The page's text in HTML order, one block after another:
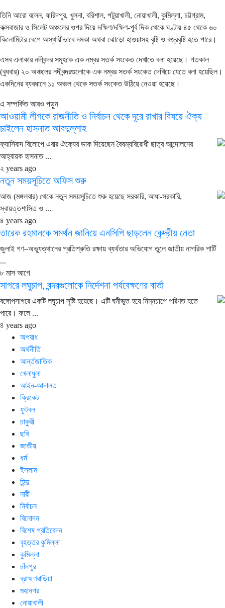
তিনি আরো বলেন, ফরিদপুর, খুলনা, বরিশাল, পটুয়াখালী, নোয়াখালী, কুমিল্লা, চট্টগ্রাম,
কক্সবাজার ও সিলেট অঞ্চলের ওপর দিয়ে দক্ষিণ/দক্ষিণ-পূর্ব দিক থেকে ঘণ্টায় ৪৫ থেকে ৬০
কিলোমিটার বেগে অস্থায়ীভাবে দমকা অথবা ঝোড়ো হাওয়াসহ বৃষ্টি ও বজ্রবৃষ্টি হতে পারে।
এসব এলাকার নদীবন্দর সমূহকে এক নম্বর সতর্ক সংকেত দেখাতে বলা হয়েছে। গতকাল
(বুধবার) ২০ অঞ্চলের নদীবন্দরগুলোকে এক নম্বর সতর্ক সংকেত দেখিয়ে যেতে বলা হয়েছিল।
একদিনের ব্যবধানে ১১ অঞ্চল থেকে সতর্ক সংকেত উঠিয়ে নেওয়া হয়েছে।
এ সম্পর্কিত আরও পড়ুন
আওয়ামী লীগকে রাজনীতি ও নির্বাচন থেকে দূরে রাখার বিষয়ে ঐক্য
চাইলেন হাসনাত আবদুল্লাহ
ফ্যাসিবাদ বিলোপে এবার ঐক্যের ডাক দিয়েছেন বৈষম্যবিরোধী ছাত্র আন্দোলনের
আহ্বায়ক হাসনাত ...
২ years ago
নতুন সময়সূচিতে অফিস শুরু
আজ (মঙ্গলবার) থেকে নতুন সময়সূচিতে শুরু হয়েছে সরকারি, আধা-সরকারি,
স্বায়ত্তশাসিত ও ...
৪ years ago
তারেক রহমানকে সমর্থন জানিয়ে এনসিপি ছাড়লেন কেন্দ্রীয় নেতা
জুলাই গণ–অভ্যুত্থানের প্রতিশ্রুতি রক্ষায় ব্যর্থতার অভিযোগ তুলে জাতীয় নাগরিক পার্টি
...
৮ মাস আগে
সাগরে লঘুচাপ, বন্দরগুলোকে নির্দেশনা পর্যবেক্ষণের বার্তা
বঙ্গোপসাগরে একটি লঘুচাপ সৃষ্টি হয়েছে। এটি ঘনীভূত হয়ে নিম্নচাপে পরিণত হতে
পারে। ফলে ...
৪ years ago
অপরাধ
অর্থনীতি
আর্ন্তজাতিক
খেলাধুলা
আইন-আদালত
ক্রিকেট
ফুটবল
চাকুরী
ছবি
জাতীয়
ধর্ম
ইসলাম
হিন্দু
নারী
নির্বাচন
বিনোদন
বিশেষ প্রতিবেদন
বৃহত্তর কুমিল্লা
কুমিল্লা
চাঁদপুর
ব্রাহ্মণবাড়িয়া
মহানগর
নোয়াখালী